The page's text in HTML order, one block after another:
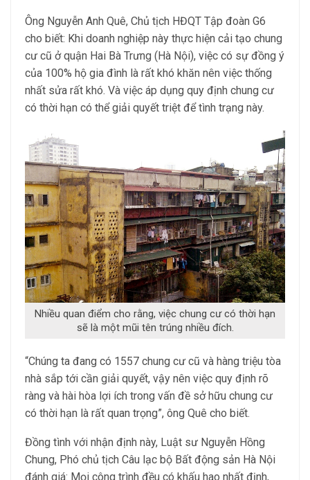
Ông Nguyễn Anh Quê, Chủ tịch HĐQT Tập đoàn G6
cho biết: Khi doanh nghiệp này thực hiện cải tạo chung
cư cũ ở quận Hai Bà Trưng (Hà Nội), việc có sự đồng ý
của 100% hộ gia đình là rất khó khăn nên việc thống
nhất sửa rất khó. Và việc áp dụng quy định chung cư
có thời hạn có thể giải quyết triệt để tình trạng này.
Nhiều quan điểm cho rằng, việc chung cư có thời hạn
sẽ là một mũi tên trúng nhiều đích.
“Chúng ta đang có 1557 chung cư cũ và hàng triệu tòa
nhà sắp tới cần giải quyết, vậy nên việc quy định rõ
ràng và hài hòa lợi ích trong vấn đề sở hữu chung cư
có thời hạn là rất quan trọng”, ông Quê cho biết.
Đồng tình với nhận định này, Luật sư Nguyễn Hồng
Chung, Phó chủ tịch Câu lạc bộ Bất động sản Hà Nội
đánh giá: Mọi công trình đều có khấu hao nhất định,